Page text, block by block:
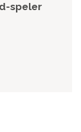
speler